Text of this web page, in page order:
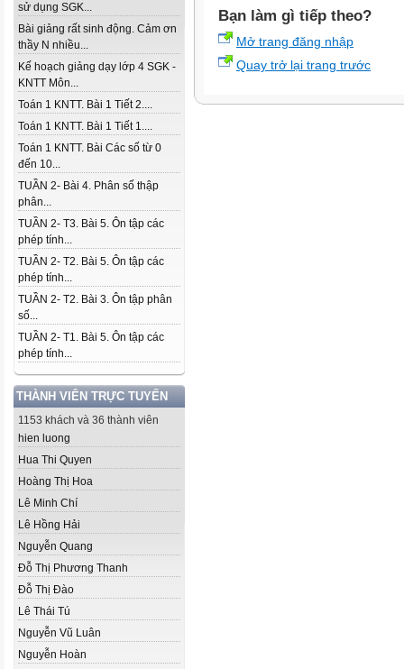
sử dụng SGK...
Bài giảng rất sinh động. Cảm ơn
thầy N nhiều...
Kế hoạch giảng dạy lớp 4 SGK -
KNTT Môn...
Toán 1 KNTT. Bài 1 Tiết 2....
Toán 1 KNTT. Bài 1 Tiết 1....
Toán 1 KNTT. Bài Các số từ 0
đến 10...
TUẦN 2- Bài 4. Phân số thập
phân...
TUẦN 2- T3. Bài 5. Ôn tập các
phép tính...
TUẦN 2- T2. Bài 5. Ôn tập các
phép tính...
TUẦN 2- T2. Bài 3. Ôn tập phân
số...
TUẦN 2- T1. Bài 5. Ôn tập các
phép tính...
THÀNH VIÊN TRỰC TUYẾN
1153 khách và 36 thành viên
hien luong
Hua Thi Quyen
Hoàng Thị Hoa
Lê Minh Chí
Lê Hồng Hải
Nguyễn Quang
Đỗ Thị Phương Thanh
Đỗ Thị Đào
Lê Thái Tú
Nguyễn Vũ Luân
Nguyễn Hoàn
Bạn làm gì tiếp theo?
Mở trang đăng nhập
Quay trở lại trang trước